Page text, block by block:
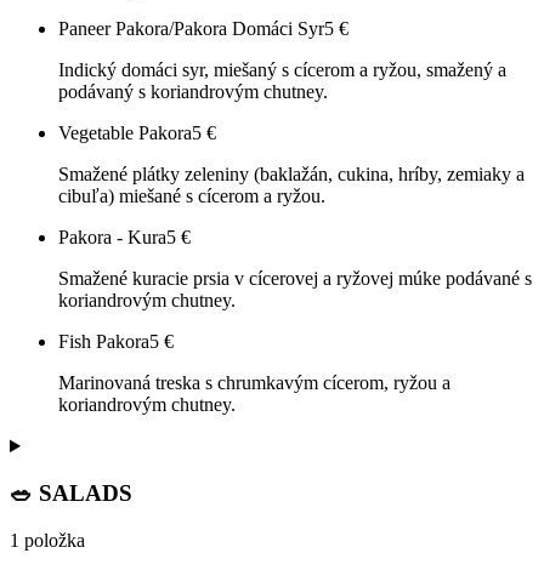
Paneer Pakora/Pakora Domáci Syr5 €
Indický domáci syr, miešaný s cícerom a ryžou, smažený a
podávaný s koriandrovým chutney.
Vegetable Pakora5 €
Smažené plátky zeleniny (baklažán, cukina, hríby, zemiaky a
cibuľa) miešané s cícerom a ryžou.
Pakora - Kura5 €
Smažené kuracie prsia v cícerovej a ryžovej múke podávané s
koriandrovým chutney.
Fish Pakora5 €
Marinovaná treska s chrumkavým cícerom, ryžou a
koriandrovým chutney.
🥗 SALADS
1 položka